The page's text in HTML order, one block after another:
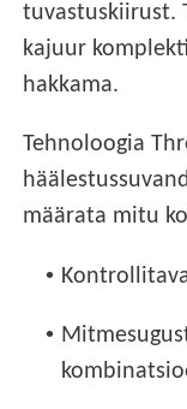
tuvastuskiirust.
kajuur
hakkama.
Tehnoloogia
määrata mitu
•
•